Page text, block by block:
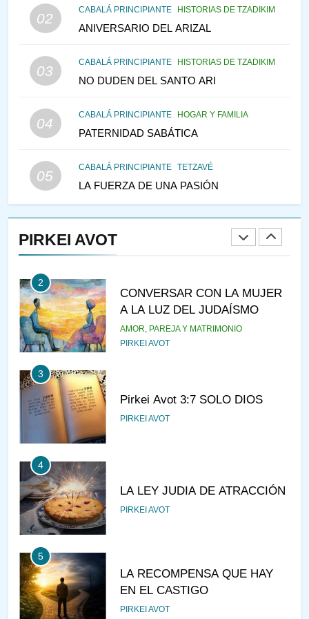
02
CABALÁ PRINCIPIANTE HISTORIAS DE TZADIKIM
ANIVERSARIO DEL ARIZAL
03
CABALÁ PRINCIPIANTE HISTORIAS DE TZADIKIM
NO DUDEN DEL SANTO ARI
04
CABALÁ PRINCIPIANTE HOGAR Y FAMILIA
PATERNIDAD SABÁTICA
05
CABALÁ PRINCIPIANTE TETZAVÉ
LA FUERZA DE UNA PASIÓN
PIRKEI AVOT
146
CABALÁ Y JASIDUT: EL
PENSAMIENTO JUDÍO PIRKEI AVOT
VEAMOS ¿POR QUÉ
IEHOSHÚA? Y LA QUEJA DE
1
RAZI ¿QUIÉN ES SABIO?
2
CONVERSAR CON LA MUJER
A LA LUZ DEL JUDAÍSMO
AMOR, PAREJA Y MATRIMONIO
PIRKEI AVOT
3
Pirkei Avot 3:7 SOLO DIOS
PIRKEI AVOT
4
LA LEY JUDIA DE ATRACCIÓN
PIRKEI AVOT
5
LA RECOMPENSA QUE HAY
EN EL CASTIGO
PIRKEI AVOT